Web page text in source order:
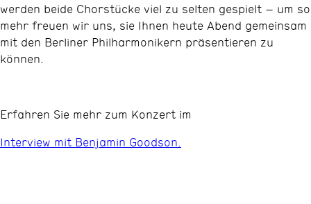
werden beide Chorstücke viel zu selten gespielt – um so
mehr freuen wir uns, sie Ihnen heute Abend gemeinsam
mit den Berliner Philharmonikern präsentieren zu
können.
Erfahren Sie mehr zum Konzert im
Interview mit Benjamin Goodson.